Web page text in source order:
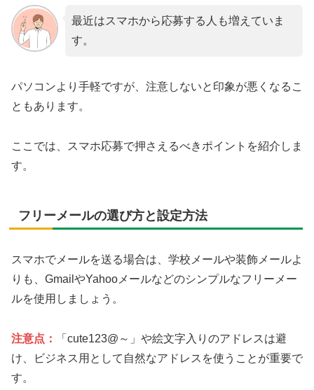
最近はスマホから応募する人も増えていま
す。
パソコンより手軽ですが、注意しないと印象が悪くなるこ
ともあります。
ここでは、スマホ応募で押さえるべきポイントを紹介しま
す。
フリーメールの選び方と設定方法
スマホでメールを送る場合は、学校メールや装飾メールよ
りも、GmailやYahooメールなどのシンプルなフリーメー
ルを使用しましょう。
注意点：
「cute123@～」や絵文字入りのアドレスは避
け、ビジネス用として自然なアドレスを使うことが重要で
す。